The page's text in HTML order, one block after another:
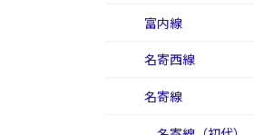
富内線
名寄西線
名寄線